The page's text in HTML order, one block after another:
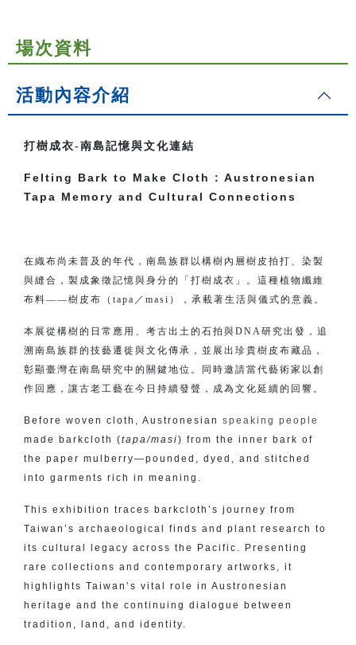
場次資料
活動內容介紹
打樹成衣-南島記憶與文化連結
Felting Bark to Make Cloth : Austronesian
Tapa Memory and Cultural Connections
在織布尚未普及的年代，南島族群以構樹內層樹皮拍打、染製
與縫合，製成象徵記憶與身分的「打樹成衣」。這種植物纖維
布料——樹皮布（tapa／masi），承載著生活與儀式的意義。
本展從構樹的日常應用、考古出土的石拍與DNA研究出發，追
溯南島族群的技藝遷徙與文化傳承，並展出珍貴樹皮布藏品，
彰顯臺灣在南島研究中的關鍵地位。同時邀請當代藝術家以創
作回應，讓古老工藝在今日持續發聲，成為文化延續的回響。
Before woven cloth, Austronesian speaking people
made barkcloth (tapa/masi) from the inner bark of
the paper mulberry—pounded, dyed, and stitched
into garments rich in meaning.
This exhibition traces barkcloth’s journey from
Taiwan’s archaeological finds and plant research to
its cultural legacy across the Pacific. Presenting
rare collections and contemporary artworks, it
highlights Taiwan’s vital role in Austronesian
heritage and the continuing dialogue between
tradition, land, and identity.